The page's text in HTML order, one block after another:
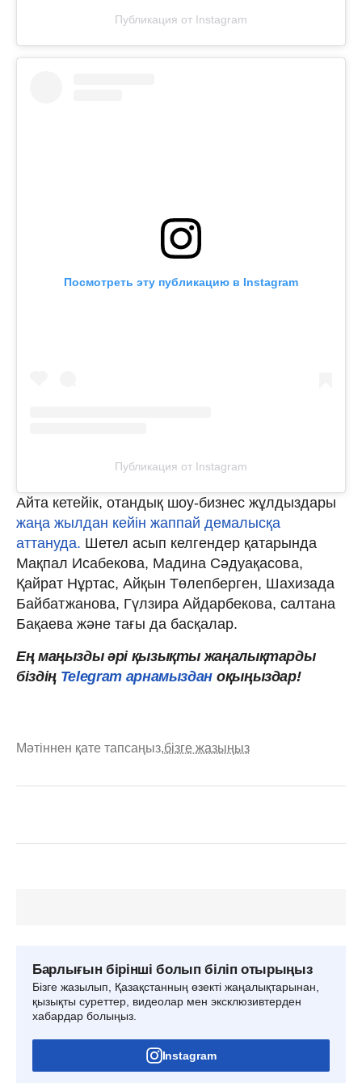
Публикация от Instagram
Посмотреть эту публикацию в Instagram
Публикация от Instagram
Айта кетейік, отандық шоу-бизнес жұлдыздары
жаңа жылдан кейін жаппай демалысқа
аттануда. Шетел асып келгендер қатарында
Мақпал Исабекова, Мадина Сәдуақасова,
Қайрат Нұртас, Айқын Төлепберген, Шахизада
Байбатжанова, Гүлзира Айдарбекова, салтана
Бақаева және тағы да басқалар.
Ең маңызды әрі қызықты жаңалықтарды
біздің Telegram арнамыздан оқыңыздар!
Мәтіннен қате тапсаңыз,бізге жазыңыз
Барлығын бірінші болып біліп отырыңыз
Бізге жазылып, Қазақстанның өзекті жаңалықтарынан,
қызықты суреттер, видеолар мен эксклюзивтерден
хабардар болыңыз.
Instagram